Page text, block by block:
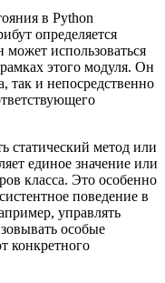
в Python
определяется
может использоваться
этого модуля. Он
так и непосредственно
статический метод или
единое значение или
класса. Это особенно
поведение в
управлять
особые
конкретного